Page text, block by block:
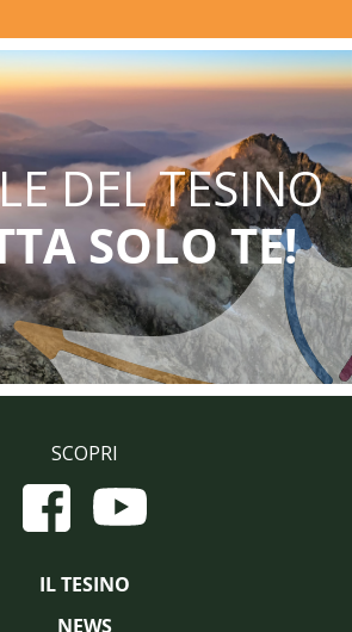
DEL TESINO
SOLO TE!
SCOPRI
IL TESINO
NEWS